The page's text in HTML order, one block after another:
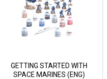
GETTING STARTED WITH
SPACE MARINES (ENG)